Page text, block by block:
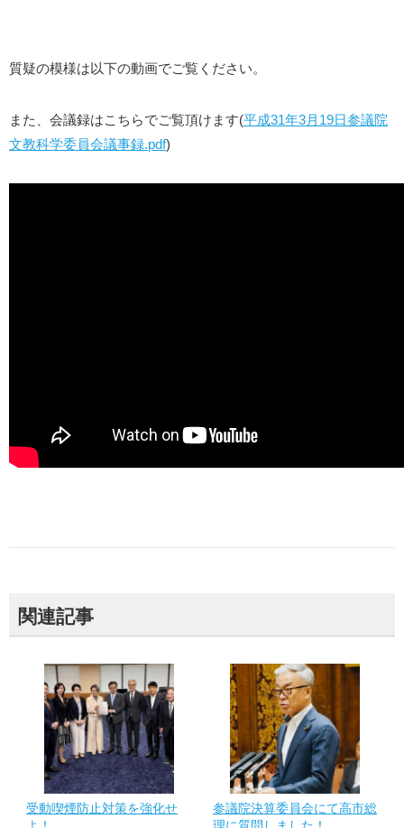
質疑の模様は以下の動画でご覧ください。
また、会議録はこちらでご覧頂けます(平成31年3月19日参議院
文教科学委員会議事録.pdf)
関連記事
受動喫煙防止対策を強化せ
参議院決算委員会にて高市総